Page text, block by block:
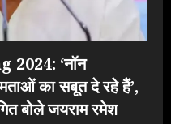
‘नॉन
का सबूत दे रहे हैं’,
बोले जयराम रमेश